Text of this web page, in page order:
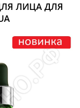
ЛИЦА ДЛЯ